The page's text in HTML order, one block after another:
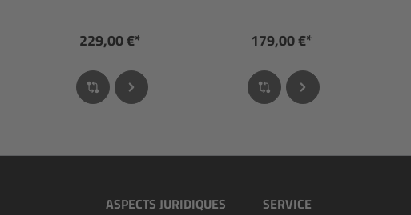
229,00 €* 179,00 €*
ASPECTS JURIDIQUES SERVICE